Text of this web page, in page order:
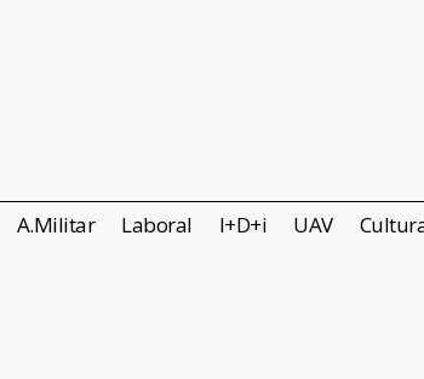
A.Militar Laboral I+D+i UAV